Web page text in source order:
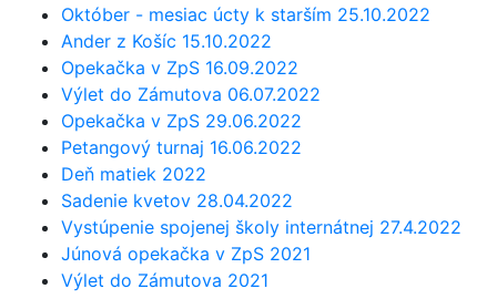
Október - mesiac úcty k starším 25.10.2022
Ander z Košíc 15.10.2022
Opekačka v ZpS 16.09.2022
Výlet do Zámutova 06.07.2022
Opekačka v ZpS 29.06.2022
Petangový turnaj 16.06.2022
Deň matiek 2022
Sadenie kvetov 28.04.2022
Vystúpenie spojenej školy internátnej 27.4.2022
Júnová opekačka v ZpS 2021
Výlet do Zámutova 2021